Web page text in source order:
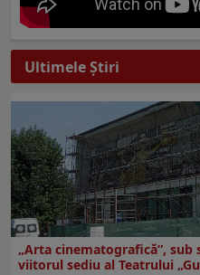
Ultimele Ştiri
„Arta cinematografică”, sub
viitorul sediu al Teatrului